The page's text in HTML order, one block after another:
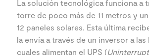
La solución tecnológica funciona a
torre de poco más de 11 metros y
12 paneles solares. Esta última
la envía a través de un inversor a las
cuales alimentan el UPS (